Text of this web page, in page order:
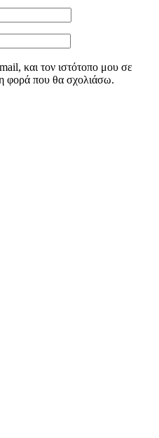
και τον ιστότοπο μου σε
φορά που θα σχολιάσω.